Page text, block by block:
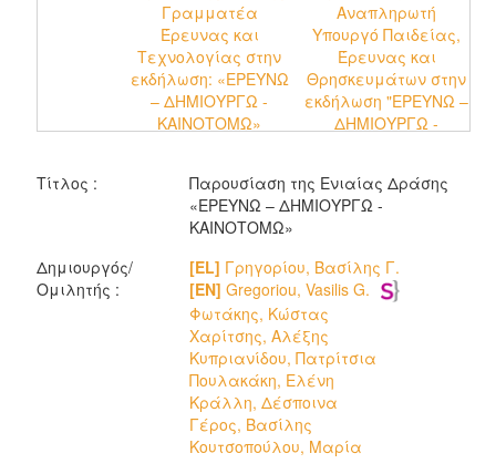
Γραμματέα
Έρευνας και
Τεχνολογίας στην
εκδήλωση: «ΕΡΕΥΝΩ
– ΔΗΜΙΟΥΡΓΩ -
ΚΑΙΝΟΤΟΜΩ»
Αναπληρωτή
Υπουργό Παιδείας,
Έρευνας και
Θρησκευμάτων στην
εκδήλωση "ΕΡΕΥΝΩ –
ΔΗΜΙΟΥΡΓΩ -
Τίτλος :
Παρουσίαση της Ενιαίας Δράσης
«ΕΡΕΥΝΩ – ΔΗΜΙΟΥΡΓΩ -
ΚΑΙΝΟΤΟΜΩ»
Δημιουργός/
Ομιλητής :
[EL] Γρηγορίου, Βασίλης Γ.
[EN] Gregoriou, Vasilis G.
Φωτάκης, Κώστας
Χαρίτσης, Αλέξης
Κυπριανίδου, Πατρίτσια
Πουλακάκη, Ελένη
Κράλλη, Δέσποινα
Γέρος, Βασίλης
Κουτσοπούλου, Μαρία